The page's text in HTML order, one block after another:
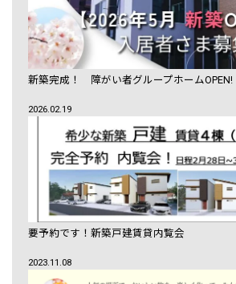
新築完成！ 障がい者グループホームOPEN!
2026.02.19
要予約です！新築戸建賃貸内覧会
2023.11.08